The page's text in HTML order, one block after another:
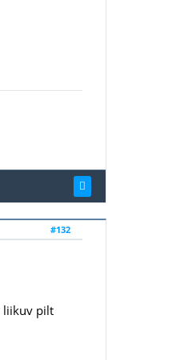
#132
liikuv pilt